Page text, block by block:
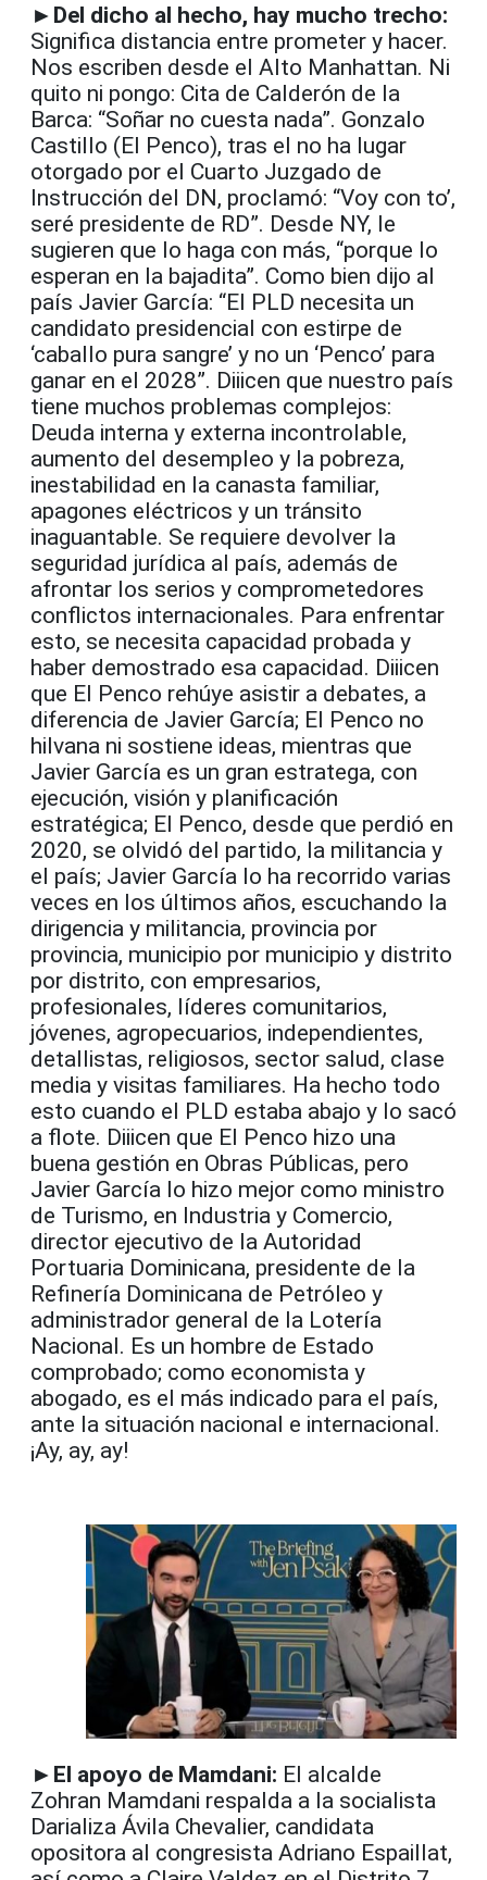
►Del dicho al hecho, hay mucho trecho:
Significa distancia entre prometer y hacer.
Nos escriben desde el Alto Manhattan. Ni
quito ni pongo: Cita de Calderón de la
Barca: “Soñar no cuesta nada”. Gonzalo
Castillo (El Penco), tras el no ha lugar
otorgado por el Cuarto Juzgado de
Instrucción del DN, proclamó: “Voy con to’,
seré presidente de RD”. Desde NY, le
sugieren que lo haga con más, “porque lo
esperan en la bajadita”. Como bien dijo al
país Javier García: “El PLD necesita un
candidato presidencial con estirpe de
‘caballo pura sangre’ y no un ‘Penco’ para
ganar en el 2028”. Diiicen que nuestro país
tiene muchos problemas complejos:
Deuda interna y externa incontrolable,
aumento del desempleo y la pobreza,
inestabilidad en la canasta familiar,
apagones eléctricos y un tránsito
inaguantable. Se requiere devolver la
seguridad jurídica al país, además de
afrontar los serios y comprometedores
conflictos internacionales. Para enfrentar
esto, se necesita capacidad probada y
haber demostrado esa capacidad. Diiicen
que El Penco rehúye asistir a debates, a
diferencia de Javier García; El Penco no
hilvana ni sostiene ideas, mientras que
Javier García es un gran estratega, con
ejecución, visión y planificación
estratégica; El Penco, desde que perdió en
2020, se olvidó del partido, la militancia y
el país; Javier García lo ha recorrido varias
veces en los últimos años, escuchando la
dirigencia y militancia, provincia por
provincia, municipio por municipio y distrito
por distrito, con empresarios,
profesionales, líderes comunitarios,
jóvenes, agropecuarios, independientes,
detallistas, religiosos, sector salud, clase
media y visitas familiares. Ha hecho todo
esto cuando el PLD estaba abajo y lo sacó
a flote. Diiicen que El Penco hizo una
buena gestión en Obras Públicas, pero
Javier García lo hizo mejor como ministro
de Turismo, en Industria y Comercio,
director ejecutivo de la Autoridad
Portuaria Dominicana, presidente de la
Refinería Dominicana de Petróleo y
administrador general de la Lotería
Nacional. Es un hombre de Estado
comprobado; como economista y
abogado, es el más indicado para el país,
ante la situación nacional e internacional.
¡Ay, ay, ay!
►El apoyo de Mamdani: El alcalde
Zohran Mamdani respalda a la socialista
Darializa Ávila Chevalier, candidata
opositora al congresista Adriano Espaillat,